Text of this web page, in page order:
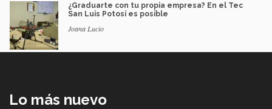
¿Graduarte con tu propia empresa? En el Tec
San Luis Potosí es posible
Joana Lucio
Lo más nuevo